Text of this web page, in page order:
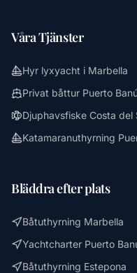
Våra Tjänster
Hyr lyxyacht i Marbella
Privat båttur Puerto
Djuphavsfiske Costa del
Katamaranuthyrning
Bläddra efter plats
Båtuthyrning Marbella
Yachtcharter Puerto
Båtuthyrning Estepona